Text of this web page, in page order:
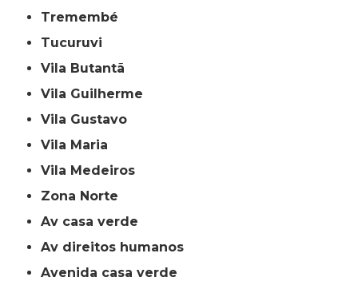
Tremembé
Tucuruvi
Vila Butantã
Vila Guilherme
Vila Gustavo
Vila Maria
Vila Medeiros
Zona Norte
av casa verde
av direitos humanos
avenida casa verde